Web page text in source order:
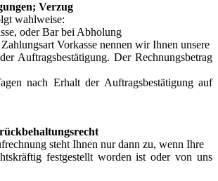
Verzug
wahlweise:
oder Bar bei Abholung
Vorkasse nennen wir Ihnen unsere
Auftragsbestätigung. Der Rechnungsbetrag
nach Erhalt der Auftragsbestätigung auf
steht Ihnen nur dann zu, wenn Ihre
festgestellt worden ist oder von uns